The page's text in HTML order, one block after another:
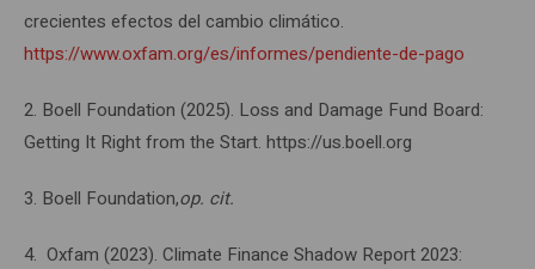
crecientes efectos del cambio climático.
https://www.oxfam.org/es/informes/pendiente-de-pago
2. Boell Foundation (2025). Loss and Damage Fund Board:
Getting It Right from the Start. https://us.boell.org
3. Boell Foundation,op. cit.
4. Oxfam (2023). Climate Finance Shadow Report 2023: